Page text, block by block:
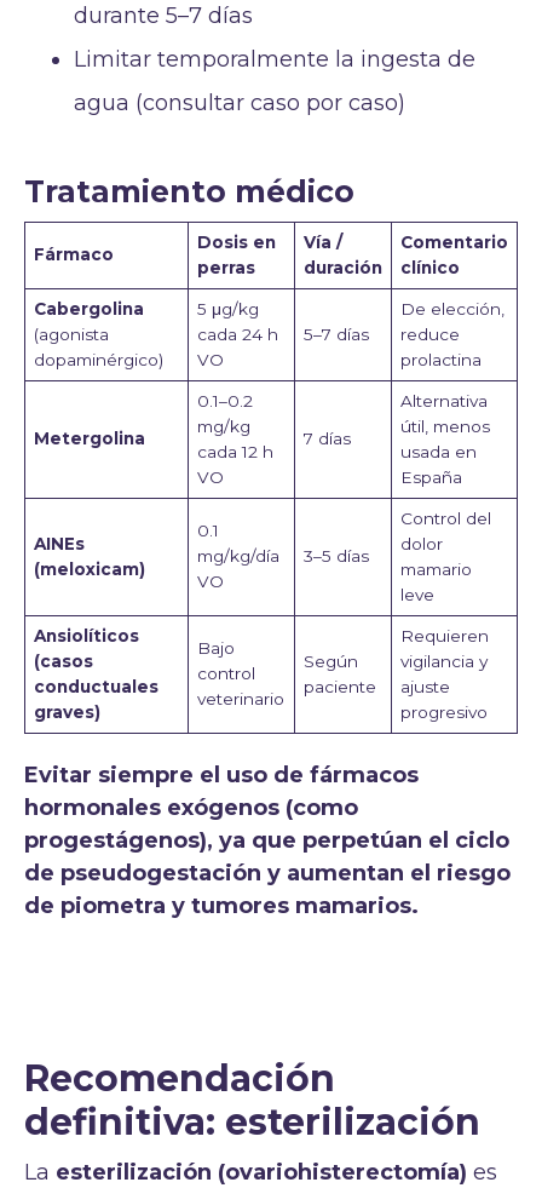
durante 5–7 días
Limitar temporalmente la ingesta de
agua (consultar caso por caso)
Tratamiento médico
Fármaco
Dosis en
perras
Vía /
duración
Comentario
clínico
Cabergolina
(agonista
dopaminérgico)
5 μg/kg
cada 24 h
VO
5–7 días
De elección,
reduce
prolactina
Metergolina
0.1–0.2
mg/kg
cada 12 h
VO
7 días
Alternativa
útil, menos
usada en
España
AINEs
(meloxicam)
0.1
mg/kg/día
VO
3–5 días
Control del
dolor
mamario
leve
Ansiolíticos
(casos
conductuales
graves)
Bajo
control
veterinario
Según
paciente
Requieren
vigilancia y
ajuste
progresivo
Evitar siempre el uso de fármacos
hormonales exógenos (como
progestágenos), ya que perpetúan el ciclo
de pseudogestación y aumentan el riesgo
de piometra y tumores mamarios.
Recomendación
definitiva: esterilización
La esterilización (ovariohisterectomía) es